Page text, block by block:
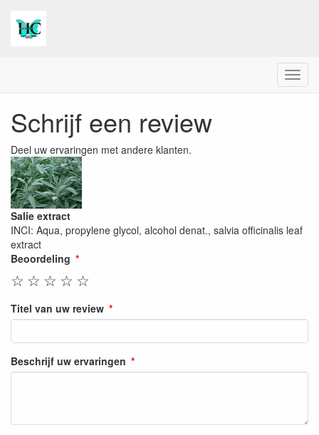
Menu
Schrijf een review
Deel uw ervaringen met andere klanten.
Salie extract
INCI: Aqua, propylene glycol, alcohol denat., salvia officinalis leaf
extract
Beoordeling
☆
☆
☆
☆
☆
Titel van uw review
Beschrijf uw ervaringen